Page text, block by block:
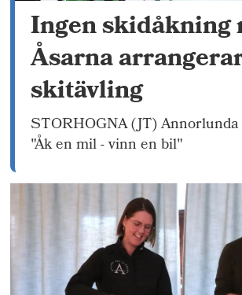
Ingen skidåkning
Åsarna
skitävling
STORHOGNA (JT)
"Åk en mil - vinn en bil"